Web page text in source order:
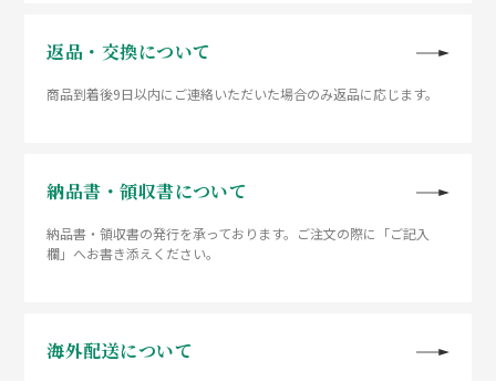
返品・交換について
商品到着後9日以内にご連絡いただいた場合のみ返品に応じます。
納品書・領収書について
納品書・領収書の発行を承っております。ご注文の際に「ご記入
欄」へお書き添えください。
海外配送について